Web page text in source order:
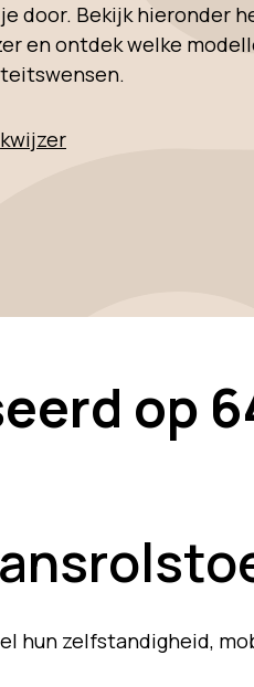
door. Bekijk hieronder
en ontdek welke
op
hun zelfstandigheid,